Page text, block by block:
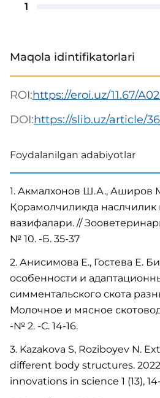
1
Maqola idintifikatorlari
ROI:https://eroi.uz/11.67/
DOI:https://slib.uz/article/
Foydalanilgan adabiyotlar
1. Акмалхонов Ш.А., Аширов
Қорамолчиликда
вазифалари. //
№ 10. -Б. 35-37
2. Анисимова Е., Гостева Е.
особенности и
симментальского скота
Молочное и мясное
-№ 2. -С. 14-16.
3. Kazakova S, Roziboyev N.
different body structures.
innovations in science 1 (13),